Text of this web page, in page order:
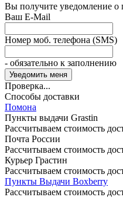
Вы получите уведомление о
Ваш E-Mail
Номер моб. телефона (SMS)
- обязательно к заполнению
Проверка...
Способы доставки
Помона
Пункты выдачи Grastin
Рассчитываем стоимость
Почта России
Рассчитываем стоимость
Курьер Грастин
Рассчитываем стоимость
Пункты Выдачи Boxberry
Рассчитываем стоимость